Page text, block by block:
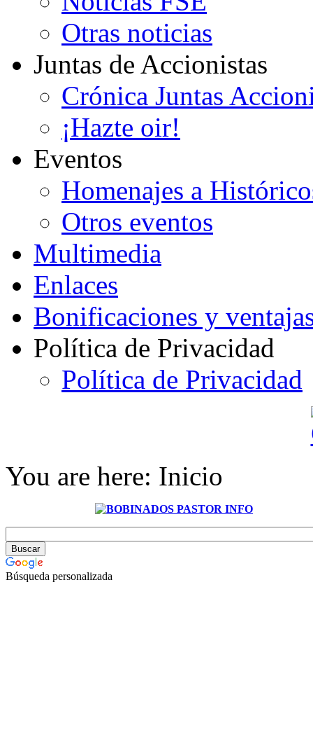
Otras noticias
Juntas de Accionistas
Crónica Juntas
¡Hazte oir!
Eventos
Homenajes a
Otros eventos
Multimedia
Enlaces
Bonificaciones y
Política de Privacidad
Política de Privacidad
You are here: Inicio
Búsqueda personalizada